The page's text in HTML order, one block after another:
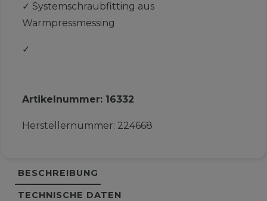
✓ Systemschraubfitting aus
Warmpressmessing
✓
Artikelnummer: 16332
Herstellernummer: 224668
BESCHREIBUNG
TECHNISCHE DATEN